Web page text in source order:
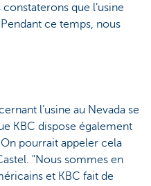
que l’usine
ce temps, nous
l’usine au Nevada se
KBC dispose également
pourrait appeler cela
"Nous sommes en
et KBC fait de